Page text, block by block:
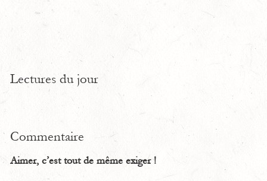
Lectures du jour
Commentaire
Aimer, c’est tout de même exiger !